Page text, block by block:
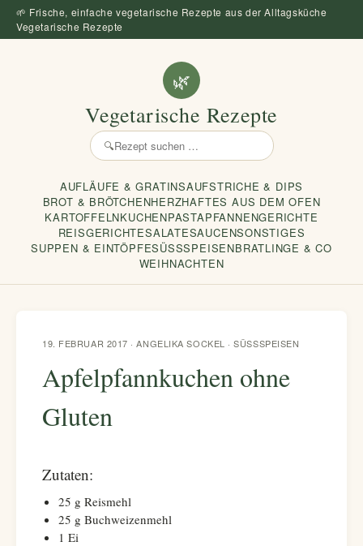
🌱 Frische, einfache vegetarische Rezepte aus der Alltagsküche
Vegetarische Rezepte
🌿
Vegetarische Rezepte
🔍
Rezept
AUFLÄUFE & GRATINSAUFSTRICHE & DIPS
BROT & BRÖTCHENHERZHAFTES AUS DEM OFEN
KARTOFFELNKUCHENPASTAPFANNENGERICHTE
REISGERICHTESALATESAUCENSONSTIGES
SUPPEN & EINTÖPFESÜSSSPEISEN
BRATLINGE & CO
WEIHNACHTEN
19. FEBRUAR 2017 · ANGELIKA SOCKEL ·SÜSSSPEISEN
Apfelpfannkuchen ohne
Gluten
Zutaten:
25 g Reismehl
25 g Buchweizenmehl
1 Ei